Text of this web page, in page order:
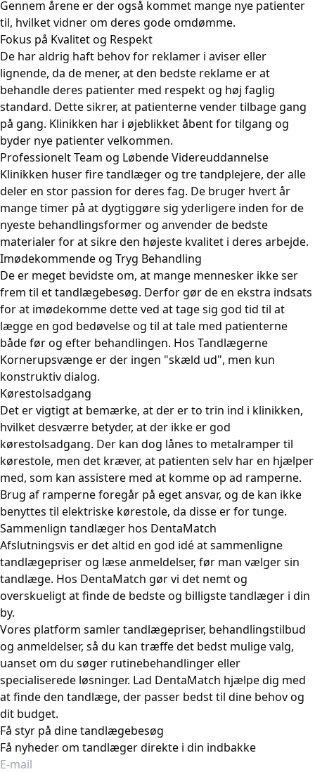
Gennem årene er der også kommet mange nye patienter
til, hvilket vidner om deres gode omdømme.
Fokus på Kvalitet og Respekt
De har aldrig haft behov for reklamer i aviser eller
lignende, da de mener, at den bedste reklame er at
behandle deres patienter med respekt og høj faglig
standard. Dette sikrer, at patienterne vender tilbage gang
på gang. Klinikken har i øjeblikket åbent for tilgang og
byder nye patienter velkommen.
Professionelt Team og Løbende Videreuddannelse
Klinikken huser fire tandlæger og tre tandplejere, der alle
deler en stor passion for deres fag. De bruger hvert år
mange timer på at dygtiggøre sig yderligere inden for de
nyeste behandlingsformer og anvender de bedste
materialer for at sikre den højeste kvalitet i deres arbejde.
Imødekommende og Tryg Behandling
De er meget bevidste om, at mange mennesker ikke ser
frem til et tandlægebesøg. Derfor gør de en ekstra indsats
for at imødekomme dette ved at tage sig god tid til at
lægge en god bedøvelse og til at tale med patienterne
både før og efter behandlingen. Hos Tandlægerne
Kornerupsvænge er der ingen "skæld ud", men kun
konstruktiv dialog.
Kørestolsadgang
Det er vigtigt at bemærke, at der er to trin ind i klinikken,
hvilket desværre betyder, at der ikke er god
kørestolsadgang. Der kan dog lånes to metalramper til
kørestole, men det kræver, at patienten selv har en hjælper
med, som kan assistere med at komme op ad ramperne.
Brug af ramperne foregår på eget ansvar, og de kan ikke
benyttes til elektriske kørestole, da disse er for tunge.
Sammenlign tandlæger hos DentaMatch
Afslutningsvis er det altid en god idé at sammenligne
tandlægepriser og læse anmeldelser, før man vælger sin
tandlæge. Hos DentaMatch gør vi det nemt og
overskueligt at finde de bedste og billigste tandlæger i din
by.
Vores platform samler tandlægepriser, behandlingstilbud
og anmeldelser, så du kan træffe det bedst mulige valg,
uanset om du søger rutinebehandlinger eller
specialiserede løsninger. Lad DentaMatch hjælpe dig med
at finde den tandlæge, der passer bedst til dine behov og
dit budget.
Få styr på dine tandlægebesøg
Få nyheder om tandlæger direkte i din indbakke